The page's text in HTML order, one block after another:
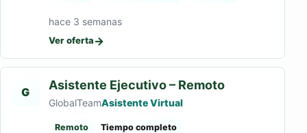
hace 3 semanas
Ver oferta→
G Asistente Ejecutivo – Remoto
GlobalTeamAsistente Virtual
Remoto Tiempo completo